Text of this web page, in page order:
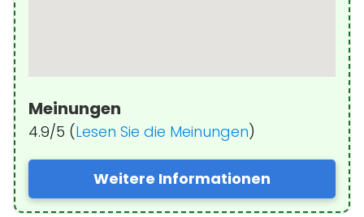
Meinungen
4.9/5 (Lesen Sie die Meinungen)
Weitere Informationen